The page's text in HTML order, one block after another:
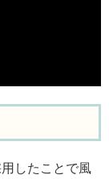
したことで風